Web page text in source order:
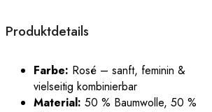
Produktdetails
Farbe: Rosé – sanft, feminin &
vielseitig kombinierbar
Material: 50 % Baumwolle, 50 %